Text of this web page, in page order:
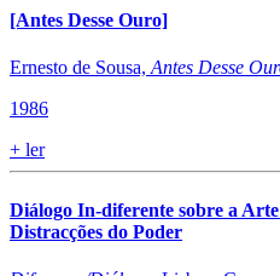
[Antes Desse Ouro]
Ernesto de Sousa,Antes Desse
1986
+ ler
Diálogo In-diferente sobre a
Distracções do Poder